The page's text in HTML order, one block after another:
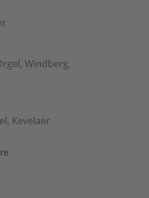
Windberg,
Kevelaer